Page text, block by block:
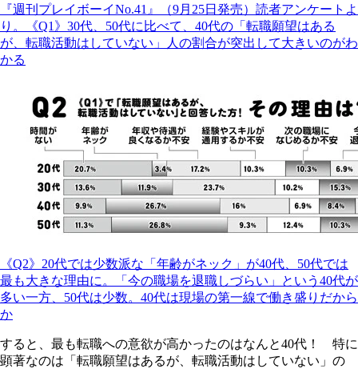
『週刊プレイボーイNo.41』（9月25日発売）読者アンケートよ
り。《Q1》30代、50代に比べて、40代の「転職願望はある
が、転職活動はしていない」人の割合が突出して大きいのがわ
かる
《Q2》20代では少数派な「年齢がネック」が40代、50代では
最も大きな理由に。「今の職場を退職しづらい」という40代が
多い一方、50代は少数。40代は現場の第一線で働き盛りだから
か
すると、最も転職への意欲が高かったのはなんと40代！ 特に
顕著なのは「転職願望はあるが、転職活動はしていない」の